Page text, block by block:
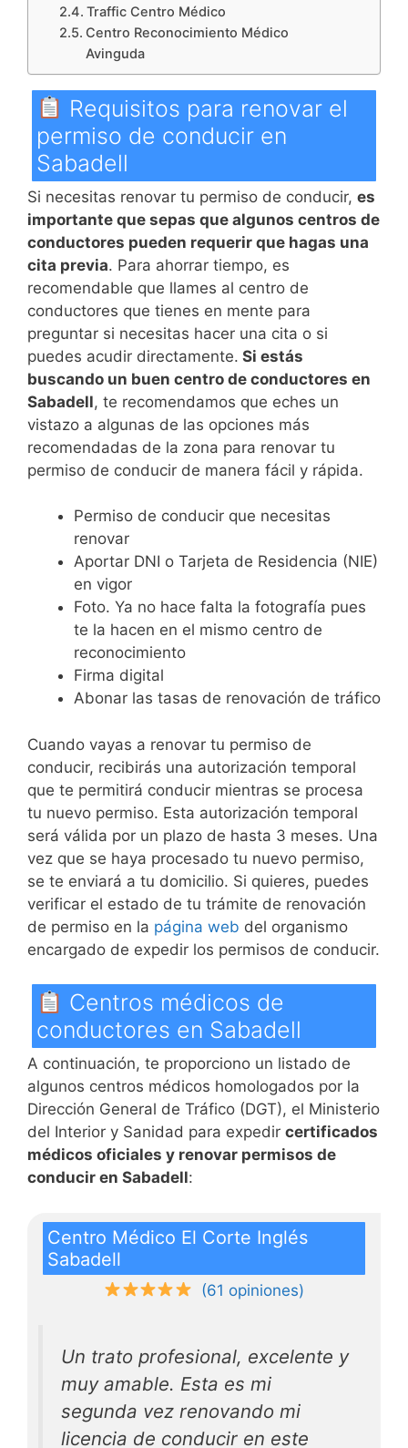
Traffic Centro Médico
Centro Reconocimiento Médico
Avinguda
Requisitos para renovar el
permiso de conducir en
Sabadell
Si necesitas renovar tu permiso de conducir, es
importante que sepas que algunos centros de
conductores pueden requerir que hagas una
cita previa. Para ahorrar tiempo, es
recomendable que llames al centro de
conductores que tienes en mente para
preguntar si necesitas hacer una cita o si
puedes acudir directamente. Si estás
buscando un buen centro de conductores en
Sabadell, te recomendamos que eches un
vistazo a algunas de las opciones más
recomendadas de la zona para renovar tu
permiso de conducir de manera fácil y rápida.
Permiso de conducir que necesitas
renovar
Aportar DNI o Tarjeta de Residencia (NIE)
en vigor
Foto. Ya no hace falta la fotografía pues
te la hacen en el mismo centro de
reconocimiento
Firma digital
Abonar las tasas de renovación de tráfico
Cuando vayas a renovar tu permiso de
conducir, recibirás una autorización temporal
que te permitirá conducir mientras se procesa
tu nuevo permiso. Esta autorización temporal
será válida por un plazo de hasta 3 meses. Una
vez que se haya procesado tu nuevo permiso,
se te enviará a tu domicilio. Si quieres, puedes
verificar el estado de tu trámite de renovación
de permiso en la página web del organismo
encargado de expedir los permisos de conducir.
Centros médicos de
conductores en Sabadell
A continuación, te proporciono un listado de
algunos centros médicos homologados por la
Dirección General de Tráfico (DGT), el Ministerio
del Interior y Sanidad para expedir certificados
médicos oficiales y renovar permisos de
conducir en Sabadell:
Centro Médico El Corte Inglés
Sabadell
(61 opiniones)
Un trato profesional, excelente y
muy amable. Esta es mi
segunda vez renovando mi
licencia de conducir en este